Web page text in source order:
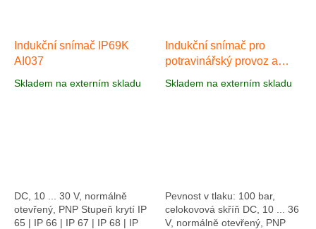
Indukční snímač IP69K
AI037
Skladem na externím skladu
DC, 10 ... 30 V, normálně
otevřený, PNP Stupeň krytí IP
65 | IP 66 | IP 67 | IP 68 | IP
Indukční snímač pro
potravinářský provoz a
Skladem na externím skladu
Pevnost v tlaku: 100 bar,
celokovová skříň DC, 10 ... 36
V, normálně otevřený, PNP